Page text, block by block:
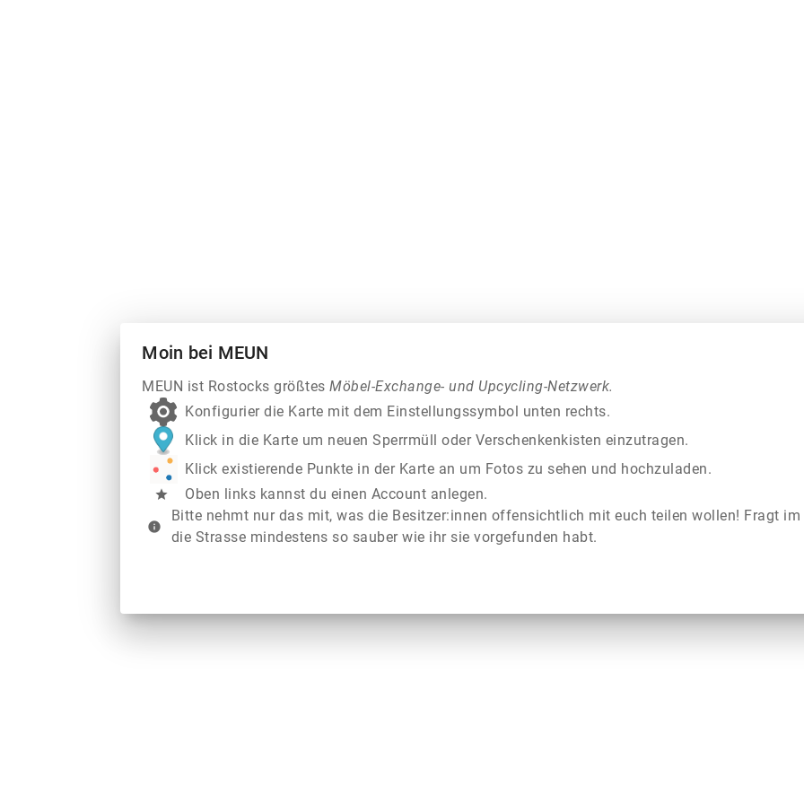
Moin bei MEUN
MEUN ist Rostocks größtesMöbel-Exchange- und Upcycling-Netzwerk.
Konfigurier die Karte mit dem Einstellungssymbol unten rechts.
Klick in die Karte um neuen Sperrmüll oder Verschenkenkisten einzutragen.
Klick existierende Punkte in der Karte an um Fotos zu sehen und hochzuladen.
star Oben links kannst du einen Account anlegen.
info
Bitte nehmt nur das mit, was die Besitzer:innen offensichtlich mit euch teilen wollen! Fragt
die Strasse mindestens so sauber wie ihr sie vorgefunden habt.